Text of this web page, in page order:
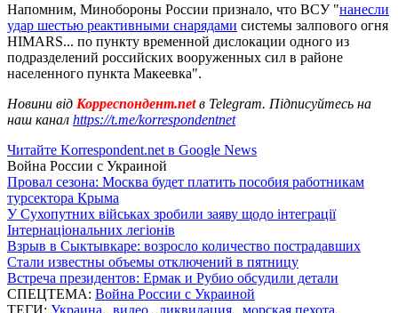
Напомним, Минобороны России признало, что ВСУ "нанесли
удар шестью реактивными снарядами системы залпового огня
HIMARS... по пункту временной дислокации одного из
подразделений российских вооруженных сил в районе
населенного пункта Макеевка".
Новини від Корреспондент.netв Telegram. Підписуйтесь на
наш канал https://t.me/korrespondentnet
Читайте Korrespondent.net в Google News
Война России с Украиной
Провал сезона: Москва будет платить пособия работникам
турсектора Крыма
У Сухопутних військах зробили заяву щодо інтеграції
Інтернаціональних легіонів
Взрыв в Сыктывкаре: возросло количество пострадавших
Стали известны объемы отключений в пятницу
Встреча президентов: Ермак и Рубио обсудили детали
СПЕЦТЕМА: Война России с Украиной
ТЕГИ: Украина, видео, ликвидация, морская пехота,